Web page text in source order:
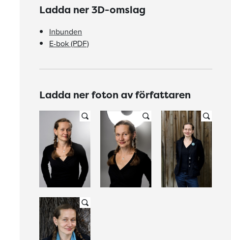
Ladda ner 3D-omslag
Inbunden
E-bok (PDF)
Ladda ner foton av författaren